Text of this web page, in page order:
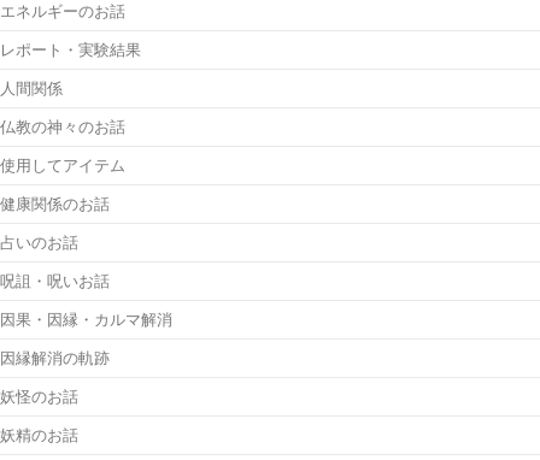
エネルギーのお話
レポート・実験結果
人間関係
仏教の神々のお話
使用してアイテム
健康関係のお話
占いのお話
呪詛・呪いお話
因果・因縁・カルマ解消
因縁解消の軌跡
妖怪のお話
妖精のお話